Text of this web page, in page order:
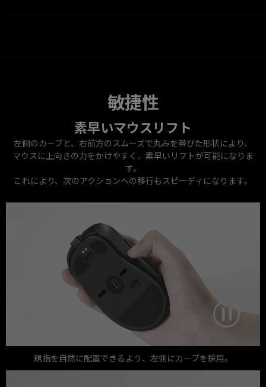
敏捷性
素早いマウスリフト
左側のカーブと、右前方のスムーズで丸みを帯びた形状により、
マウスに上向きの力をかけやすく、素早いリフトが可能になりま
す。
これにより、次のアクションへの移行もスピーディになります。
親指を自然に配置できるよう、左側にカーブを採用。